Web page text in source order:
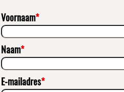
Voornaam*
Naam*
E-mailadres*